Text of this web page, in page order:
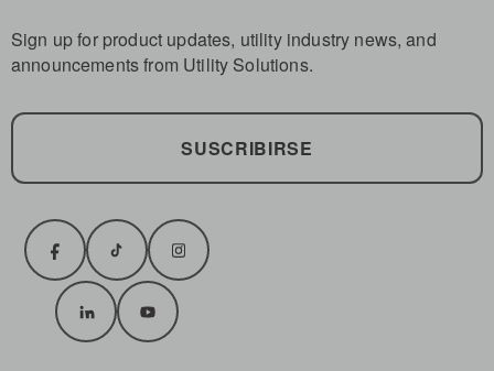
Sign up for product updates, utility industry news, and
announcements from Utility Solutions.
SUSCRIBIRSE